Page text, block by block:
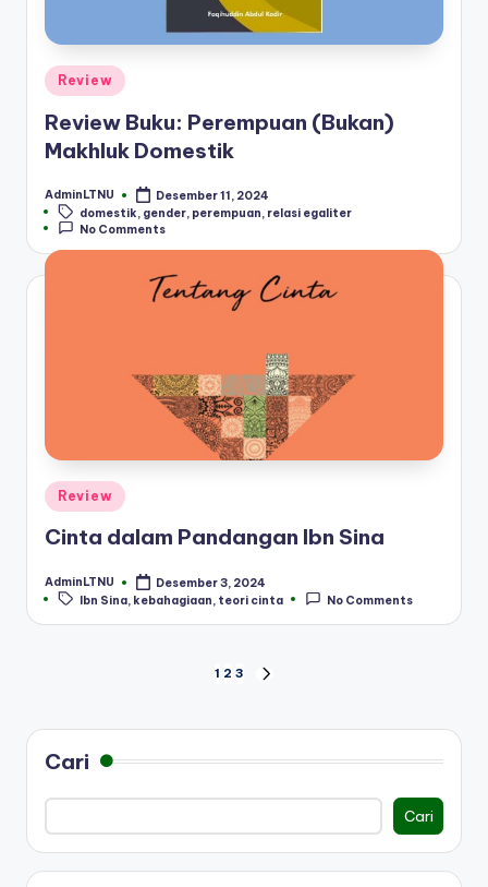
Posted
in
Review
Review Buku: Perempuan (Bukan)
Makhluk Domestik
Posted
by
AdminLTNU
Desember 11, 2024
Tags:domestik, gender, perempuan, relasi egaliter
No Comments
Posted
in
Review
Cinta dalam Pandangan Ibn Sina
Posted
by
AdminLTNU Desember 3, 2024
Tags:
Ibn Sina kebahagiaan teori cinta No Comments
pos
1 2 3
Cari
Cari